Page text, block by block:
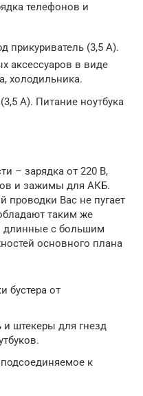
телефонов и
прикуриватель (3,5 А).
аксессуаров в виде
холодильника.
А). Питание ноутбука
– зарядка от 220 В,
и зажимы для АКБ.
проводки Вас не пугает
таким же
длинные с большим
основного плана
бустера от
штекеры для гнезд
подсоединяемое к